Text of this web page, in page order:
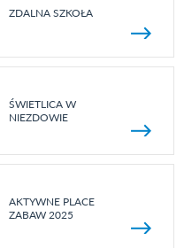
ZDALNA SZKOŁA
ŚWIETLICA W
NIEZDOWIE
AKTYWNE PLACE
ZABAW 2025